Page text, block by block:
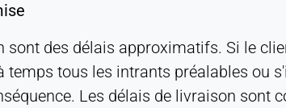
sont des délais approximatifs. Si le
temps tous les intrants préalables ou
Les délais de livraison sont